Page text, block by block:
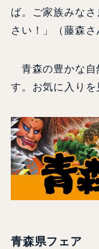
ば。ご家族みな
さい！」（藤森さ
青森の豊かな自
す。お気に入りを
青森県フェア